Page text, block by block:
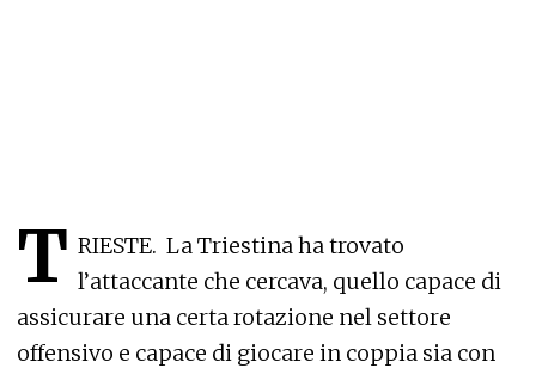
T RIESTE. La Triestina ha trovato
l’attaccante che cercava, quello capace di
assicurare una certa rotazione nel settore
offensivo e capace di giocare in coppia sia con